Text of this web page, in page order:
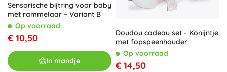
Sensorische bijtring voor baby
met rammelaar – Variant B
Op voorraad
€ 10,50
In mandje
Doudou cadeau set - Konijntje
met fopspeenhouder
Op voorraad
€ 14,50